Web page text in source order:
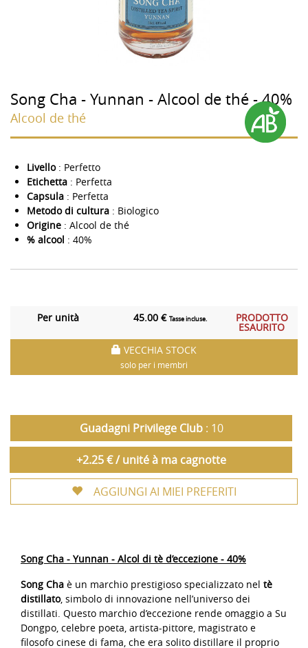
Song Cha - Yunnan - Alcool de thé - 40%
Alcool de thé
Livello: Perfetto
Etichetta : Perfetta
Capsula : Perfetta
Metodo di cultura : Biologico
Origine : Alcool de thé
% alcool : 40%
Per unità 45.00 €Tasse incluse. PRODOTTO
ESAURITO
VECCHIA STOCK
solo per i membri
Guadagni Privilege Club: 10
+2.25 € / unité à ma cagnotte
AGGIUNGI AI MIEI PREFERITI
Song Cha - Yunnan - Alcol di tè d’eccezione - 40%
Song Cha è un marchio prestigioso specializzato nel tè
distillato, simbolo di innovazione nell’universo dei
distillati. Questo marchio d’eccezione rende omaggio a Su
Dongpo, celebre poeta, artista-pittore, magistrato e
filosofo cinese di fama, che era solito distillare il proprio